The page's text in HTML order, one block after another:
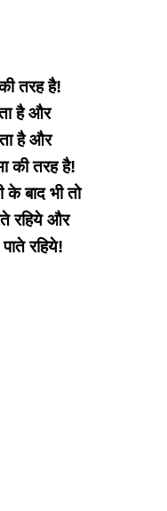
तरह है!
है और
है और
की तरह है!
के बाद भी तो
रहिये और
रहिये!